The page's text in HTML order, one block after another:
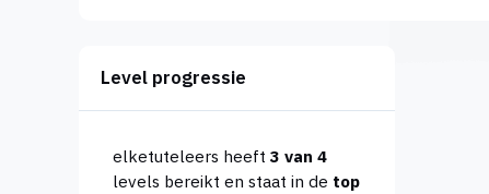
Level progressie
elketuteleers heeft 3 van 4
levels bereikt en staat in de top